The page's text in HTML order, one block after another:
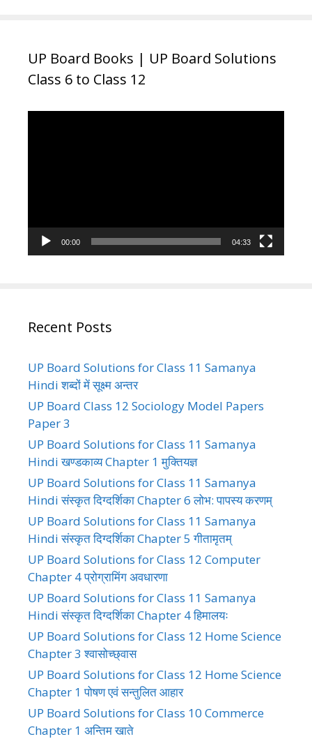
UP Board Books | UP Board Solutions
Class 6 to Class 12
00:00 04:33
Recent Posts
UP Board Solutions for Class 11 Samanya
Hindi शब्दों में सूक्ष्म अन्तर
UP Board Class 12 Sociology Model Papers
Paper 3
UP Board Solutions for Class 11 Samanya
Hindi खण्डकाव्य Chapter 1 मुक्तियज्ञ
UP Board Solutions for Class 11 Samanya
Hindi संस्कृत दिग्दर्शिका Chapter 6 लोभ: पापस्य करणम्
UP Board Solutions for Class 11 Samanya
Hindi संस्कृत दिग्दर्शिका Chapter 5 गीतामृतम्
UP Board Solutions for Class 12 Computer
Chapter 4 प्रोग्रामिंग अवधारणा
UP Board Solutions for Class 11 Samanya
Hindi संस्कृत दिग्दर्शिका Chapter 4 हिमालयः
UP Board Solutions for Class 12 Home Science
Chapter 3 श्वासोच्छ्वास
UP Board Solutions for Class 12 Home Science
Chapter 1 पोषण एवं सन्तुलित आहार
UP Board Solutions for Class 10 Commerce
Chapter 1 अन्तिम खाते